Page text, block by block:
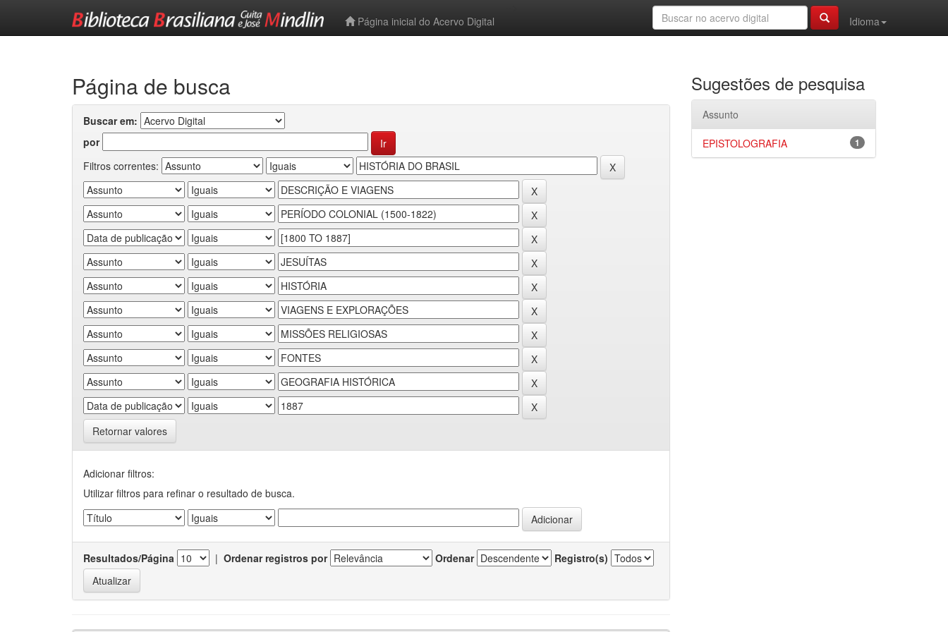
Página inicial do Acervo Digital
Idioma
Página de busca
Buscar em:
por
Filtros correntes:
Retornar valores
Adicionar filtros:
Utilizar filtros para refinar o resultado de busca.
Resultados/Página | Ordenar registros por Ordenar Registro(s)
Sugestões de pesquisa
Assunto
1
EPISTOLOGRAFIA